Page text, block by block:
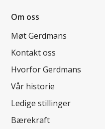
Om oss
Møt Gerdmans
Kontakt oss
Hvorfor Gerdmans
Vår historie
Ledige stillinger
Bærekraft